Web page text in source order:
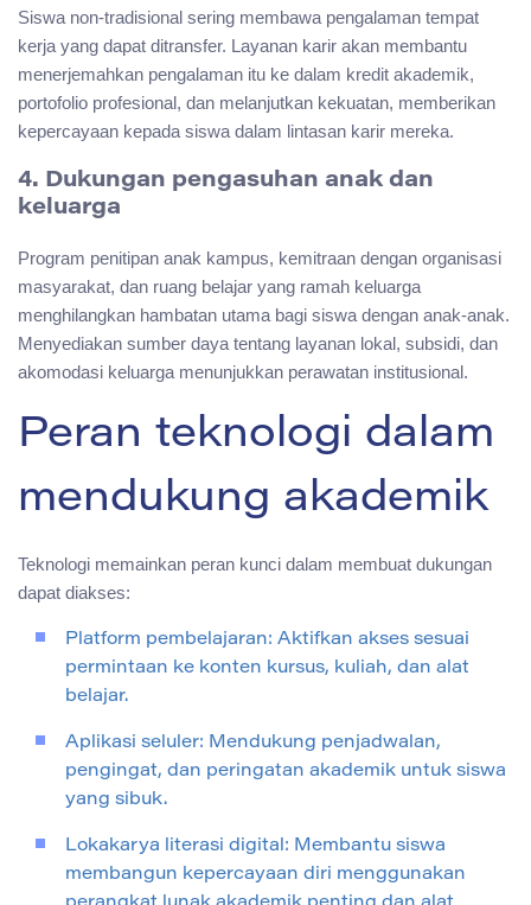
Siswa non-tradisional sering membawa pengalaman tempat
kerja yang dapat ditransfer. Layanan karir akan membantu
menerjemahkan pengalaman itu ke dalam kredit akademik,
portofolio profesional, dan melanjutkan kekuatan, memberikan
kepercayaan kepada siswa dalam lintasan karir mereka.
4. Dukungan pengasuhan anak dan
keluarga
Program penitipan anak kampus, kemitraan dengan organisasi
masyarakat, dan ruang belajar yang ramah keluarga
menghilangkan hambatan utama bagi siswa dengan anak-anak.
Menyediakan sumber daya tentang layanan lokal, subsidi, dan
akomodasi keluarga menunjukkan perawatan institusional.
Peran teknologi dalam
mendukung akademik
Teknologi memainkan peran kunci dalam membuat dukungan
dapat diakses:
Platform pembelajaran: Aktifkan akses sesuai
permintaan ke konten kursus, kuliah, dan alat
belajar.
Aplikasi seluler: Mendukung penjadwalan,
pengingat, dan peringatan akademik untuk siswa
yang sibuk.
Lokakarya literasi digital: Membantu siswa
membangun kepercayaan diri menggunakan